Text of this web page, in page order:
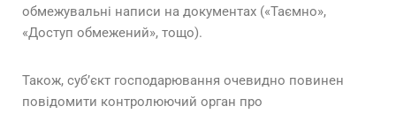
обмежувальні написи на документах («Таємно»,
«Доступ обмежений», тощо).
Також, суб’єкт господарювання очевидно повинен
повідомити контролюючий орган про